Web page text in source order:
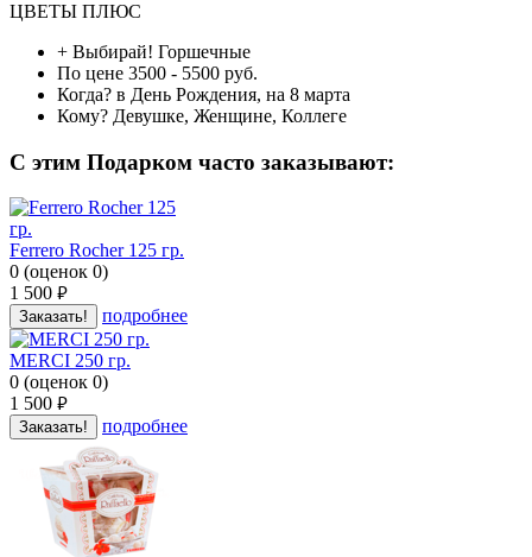
ЦВЕТЫ ПЛЮС
+ Выбирай! Горшечные
По цене 3500 - 5500 руб.
Когда? в День Рождения, на 8 марта
Кому? Девушке, Женщине, Коллеге
C этим Подарком часто заказывают:
Ferrero Rocher 125 гр.
0 (оценок 0)
1 500 руб.
Заказать! подробнее
MERCI 250 гр.
0 (оценок 0)
1 500 руб.
Заказать! подробнее